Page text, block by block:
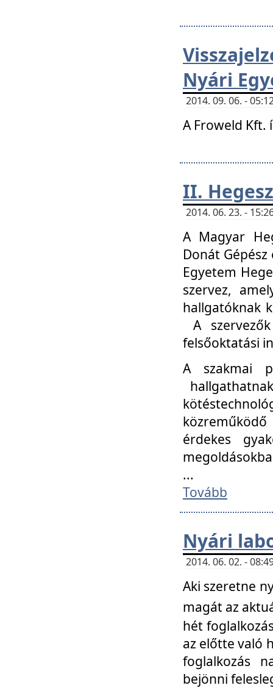
Nyári
2014. 09. 06. -
A Froweld
II.
2014. 06. 23. -
A Magyar
Donát
Egyetem
szervez,
hallgatóknak
A
felsőoktatási
A szakmai
érdekes
...
Tovább
Nyári
2014. 06. 02. -
Aki szeretne
magát az
hét
az előtte való
foglalkozás
bejönni